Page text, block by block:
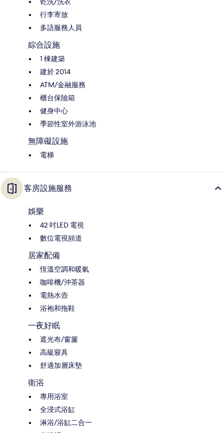
行李寄放
多語服務人員
綜合設施
1 棟建築
建於 2014
ATM/金融服務
櫃台保險箱
健身中心
季節性室外游泳池
無障礙設施
電梯
客房設施服務
娛樂
42 吋LED 電視
數位電視頻道
居家配備
恆溫空調和暖氣
咖啡機/沖茶器
電熱水壺
浴袍和拖鞋
一夜好眠
遮光布/窗簾
高級寢具
舒適加層床墊
衛浴
專用浴室
全浸式浴缸
淋浴/浴缸二合一